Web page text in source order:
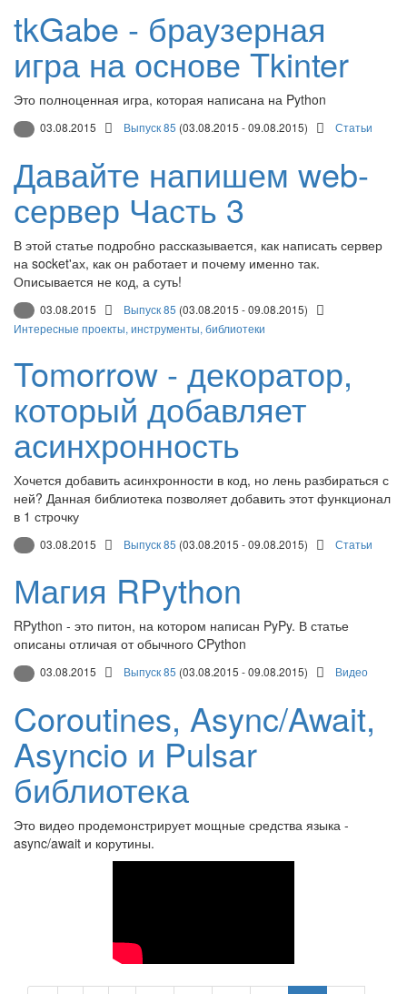
tkGabe - браузерная
игра на основе Tkinter
Это полноценная игра, которая написана на Python
03.08.2015 Выпуск 85 (03.08.2015 - 09.08.2015) Статьи
Давайте напишем web-
сервер Часть 3
В этой статье подробно рассказывается, как написать сервер
на socket'ах, как он работает и почему именно так.
Описывается не код, а суть!
03.08.2015 Выпуск 85 (03.08.2015 - 09.08.2015)
Интересные проекты, инструменты, библиотеки
Tomorrow - декоратор,
который добавляет
асинхронность
Хочется добавить асинхронности в код, но лень разбираться с
ней? Данная библиотека позволяет добавить этот функционал
в 1 строчку
03.08.2015 Выпуск 85 (03.08.2015 - 09.08.2015) Статьи
Магия RPython
RPython - это питон, на котором написан PyPy. В статье
описаны отличая от обычного CPython
03.08.2015 Выпуск 85 (03.08.2015 - 09.08.2015) Видео
Coroutines, Async/Await,
Asyncio и Pulsar
библиотека
Это видео продемонстрирует мощные средства языка -
async/await и корутины.